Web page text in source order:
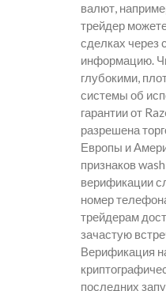
валют,
трейдер
сделках через
информацию.
глубокими,
системы об
гарантии от
разрешена
Европы и
признаков
верификации
номер
трейдерам
зачастую
Верификация
последних